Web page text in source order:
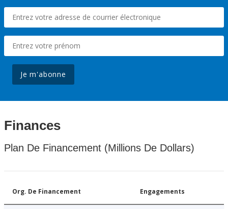
Je m'abonne
Finances
Plan De Financement (Millions De Dollars)
Org. De Financement Engagements